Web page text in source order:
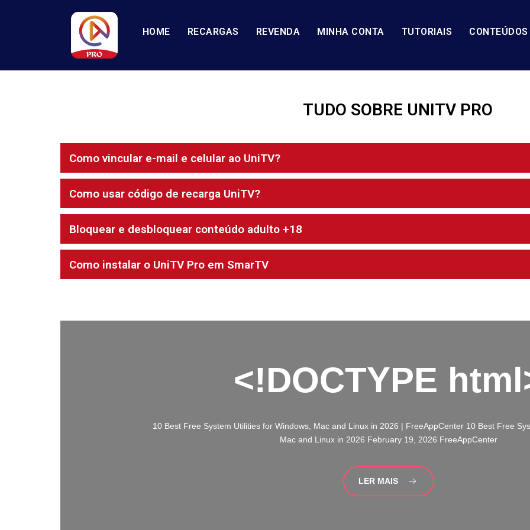
HOME RECARGAS REVENDA MINHA CONTA TUTORIAIS CONTEÚDOS
TUDO SOBRE UNITV PRO
Como vincular e-mail e celular ao UniTV?
Como usar código de recarga UniTV?
Bloquear e desbloquear conteúdo adulto +18
Como instalar o UniTV Pro em SmarTV
<!DOCTYPE
10 Best Free System Utilities for Windows, Mac and Linux in 2026 | FreeAppCenter 10 Best Free
Mac and Linux in 2026 February 19, 2026 FreeAppCenter
LER MAIS